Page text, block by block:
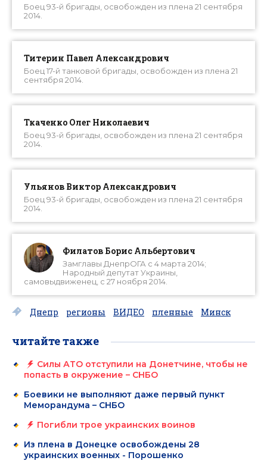
Боец 93-й бригады, освобожден из плена 21 сентября
2014.
Титерин Павел Александрович
Боец 17-й танковой бригады, освобожден из плена 21
сентября 2014.
Ткаченко Олег Николаевич
Боец 93-й бригады, освобожден из плена 21 сентября
2014.
Ульянов Виктор Александрович
Боец 93-й бригады, освобожден из плена 21 сентября
2014.
Филатов Борис Альбертович
Замглавы ДнепрОГА с 4 марта 2014;
Народный депутат Украины,
самовыдвиженец, с 27 ноября 2014.
Днепр регионы ВИДЕО пленные Минск
читайте также
Силы АТО отступили на Донетчине, чтобы не
попасть в окружение – СНБО
Боевики не выполняют даже первый пункт
Меморандума – СНБО
Погибли трое украинских воинов
Из плена в Донецке освобождены 28
украинских военных - Порошенко